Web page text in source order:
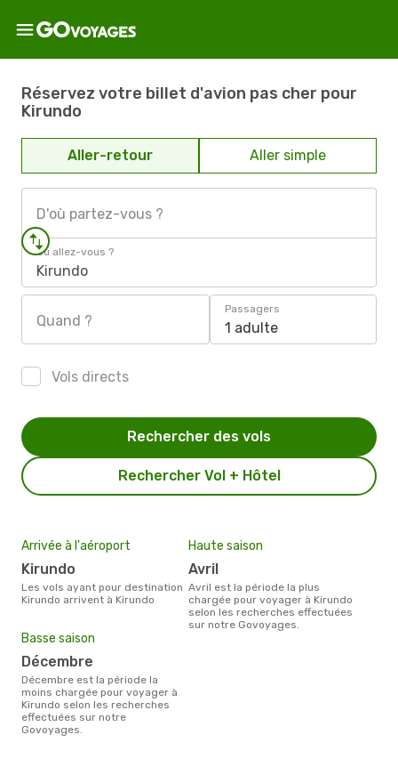
Réservez votre billet d'avion pas cher pour
Kirundo
Aller-retour Aller simple
D'où partez-vous ?
Où allez-vous ?
Kirundo
Quand ?
Passagers
1 adulte
Vols directs
Rechercher Vol + Hôtel
Rechercher des vols
Arrivée à l'aéroport
Kirundo
Les vols ayant pour destination
Kirundo arrivent à Kirundo
Haute saison
avril
avril est la période la plus
chargée pour voyager à Kirundo
selon les recherches effectuées
sur notre Govoyages.
Basse saison
décembre
décembre est la période la
moins chargée pour voyager à
Kirundo selon les recherches
effectuées sur notre
Govoyages.